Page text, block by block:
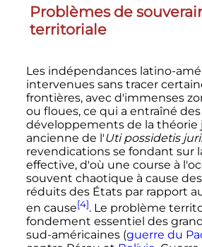
Problèmes de
territoriale
Les indépendances latino-
intervenues sans tracer
frontières, avec d'immenses
ou floues, ce qui a entraîné des
développements de la théorie
ancienne de l 'Uti possidetis
revendications se fondant sur
effective, d'où une course à
souvent chaotique à cause
réduits des États par rapport
en cause[4]. Le problème
fondement essentiel des
sud-américaines (guerre du